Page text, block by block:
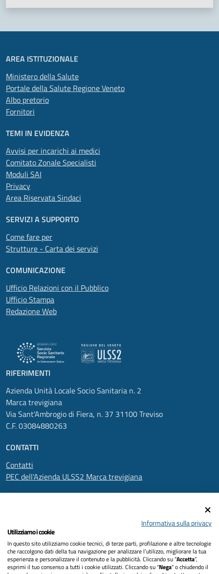
AREA ISTITUZIONALE
Ministero della Salute
Portale della Salute Regione Veneto
Albo pretorio
Fornitori
TEMI IN EVIDENZA
Avvisi per incarichi ai medici
Comitato Zonale Specialisti
Moduli SAI
Privacy
Area Riservata Sindaci
SERVIZI A SUPPORTO
Come fare per
Strutture - Carta dei servizi
COMUNICAZIONE
Ufficio Relazioni con il Pubblico
Ufficio Stampa
Redazione Web
RIFERIMENTI
Azienda Unità Locale Socio Sanitaria n. 2
Marca trevigiana
Via Sant'Ambrogio di Fiera, n. 37 31100 Treviso
C.F. 03084880263
CONTATTI
Contatti
PEC dell'Azienda ULSS2 Marca trevigiana
Informativa privacy
Dichiarazione di accessibilità
Informativa sulla privacy
Utilizziamo i cookie
In questo sito utilizziamo cookie tecnici, di terze parti, profilazione e altre tecnologie
che raccolgono dati della tua navigazione per analizzare l’utilizzo, migliorare la tua
esperienza e personalizzare il contenuto e la pubblicità. Cliccando su “Accetta”,
esprimi il tuo consenso a tutti i cookie utilizzati. Cliccando su "Nega" o chiudendo il